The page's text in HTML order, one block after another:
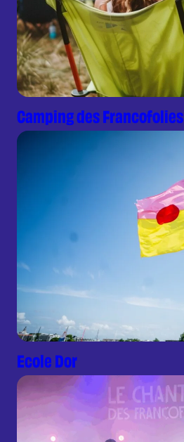
Camping des Francofolies
Ecole Dor